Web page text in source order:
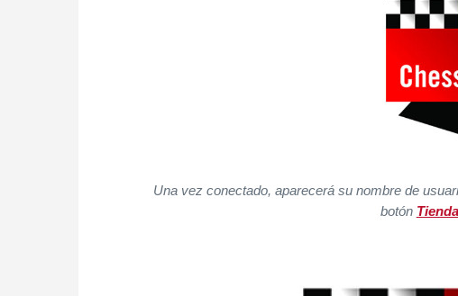
Una vez conectado, aparecerá su nombre de
botón Tienda